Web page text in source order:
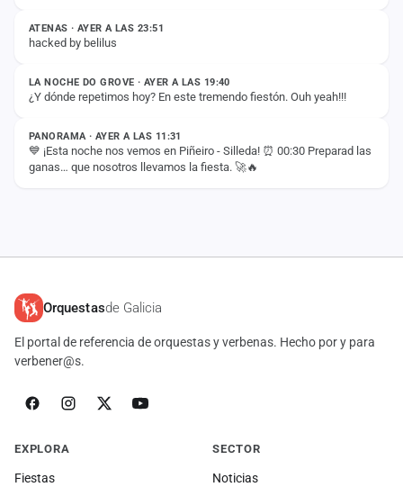
ATENAS · AYER A LAS 23:51
hacked by belilus
ESTADO
LA NOCHE DO GROVE · AYER A LAS 19:40
¿Y dónde repetimos hoy? En este tremendo fiestón. Ouh yeah!!!
ESTADO
PANORAMA · AYER A LAS 11:31
💙 ¡Esta noche nos vemos en Piñeiro - Silleda! ⏰ 00:30 Preparad las
ganas… que nosotros llevamos la fiesta. 🚀🔥
Orquestasde Galicia
El portal de referencia de orquestas y verbenas. Hecho por y para
verbener@s.
EXPLORA
Fiestas
SECTOR
Noticias